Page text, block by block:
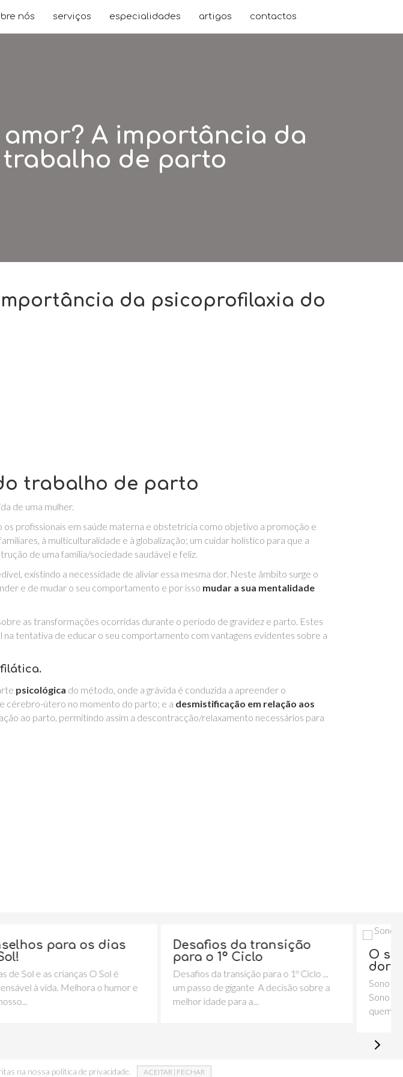
nós serviços especialidades artigos contactos
A importância da
de parto
da psicoprofilaxia do
trabalho de parto
de uma mulher.
profissionais em saúde materna e obstetrícia como objetivo a promoção e
à multiculturalidade e à globalização; um cuidar holístico para que a
de uma família/sociedade saudável e feliz.
existindo a necessidade de aliviar essa mesma dor. Neste âmbito surge o
e de mudar o seu comportamento e por isso mudar a sua mentalidade
as transformações ocorridas durante o período de gravidez e parto. Estes
tentativa de educar o seu comportamento com vantagens evidentes sobre a
psicológica do método, onde a grávida é conduzida a apreender o
cérebro-útero no momento do parto; e a desmistificação em relação aos
ao parto, permitindo assim a descontracção/relaxamento necessários para
Desafios da transição
Desafios da transição para o 1º Ciclo ...
um passo de gigante A decisão sobre a
O sono da criança: Quem
Sono na criança. Quem dorme com quem
Sono da criança: Quem dorme com
na nossa politica de privacidade. ACEITAR | FECHAR